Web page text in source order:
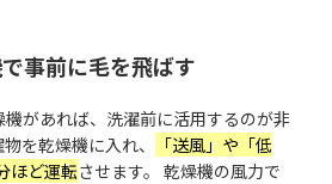
事前に毛を飛ばす
があれば、洗濯前に活用するのが非
を乾燥機に入れ、
「送風」や「低
ほど運転させます。 乾燥機の風力で